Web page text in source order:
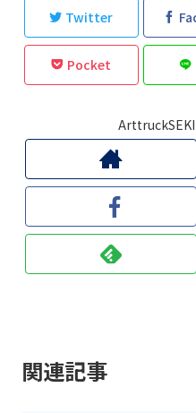
Twitter
Pocket
ArttruckSEKI
関連記事